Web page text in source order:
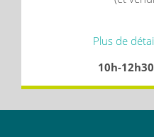
Plus de
10h-